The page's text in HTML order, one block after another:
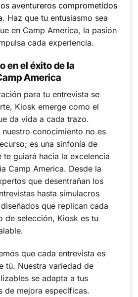
aventureros comprometidos
. Haz que tu entusiasmo sea
en Camp America, la pasión
cada experiencia.
en el éxito de la
America
para tu entrevista se
Kiosk emerge como el
da vida a cada trazo.
conocimiento no es
es una sinfonía de
te guiará hacia la excelencia
Camp America. Desde la
que desentrañan los
hasta simulacros
que replican cada
de selección, Kiosk es tu
que cada entrevista es
tú. Nuestra variedad de
se adapta a tus
de mejora específicas.